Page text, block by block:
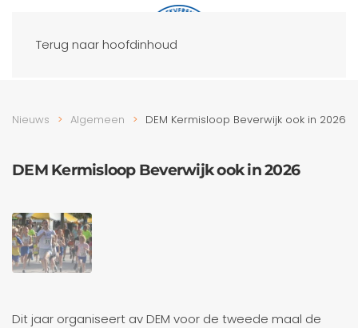
Terug naar hoofdinhoud
Nieuws Algemeen DEM Kermisloop Beverwijk ook in 2026
DEM Kermisloop Beverwijk ook in 2026
Dit jaar organiseert av DEM voor de tweede maal de